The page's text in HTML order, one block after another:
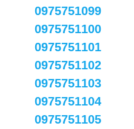
0975751099
0975751100
0975751101
0975751102
0975751103
0975751104
0975751105